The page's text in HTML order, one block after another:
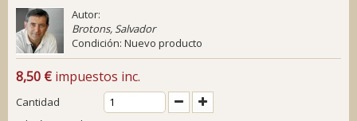
Autor:
Brotons, Salvador
Condición: Nuevo producto
8,50 € impuestos inc.
Cantidad